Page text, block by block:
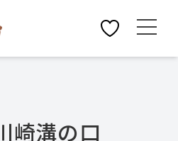
崎溝の口